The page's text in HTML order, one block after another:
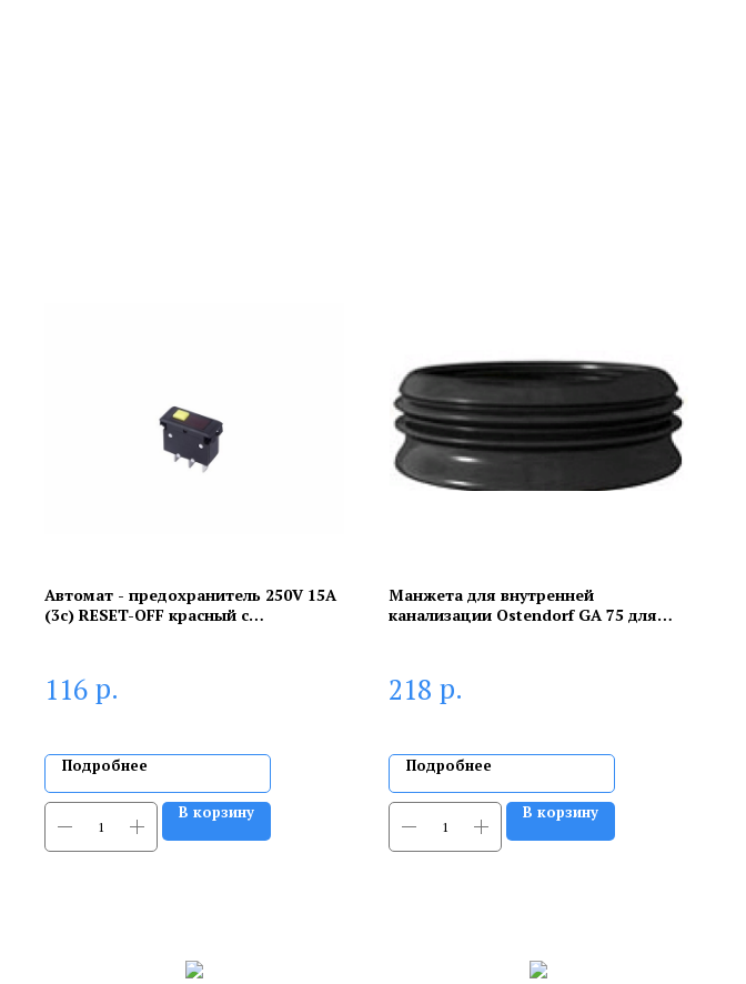
Автомат - предохранитель 250V 15А
(3с) RESET-OFF красный с
116 р.
Подробнее
В корзину
Манжета для внутренней
канализации Ostendorf GA 75 для
218 р.
Подробнее
В корзину